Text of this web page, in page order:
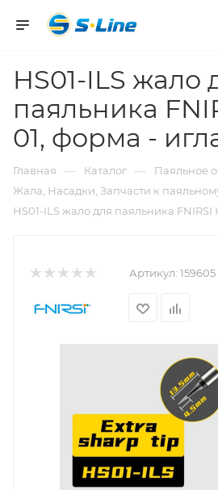
HS01-ILS жало
паяльника
01, форма -
Главная — Каталог — Паяльное
Жала, Насадки, Запчасти к
HS01-ILS жало для паяльника FNIRSI
Артикул: 159605